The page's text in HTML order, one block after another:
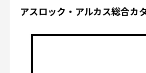
アスロック・アルカス総合カ